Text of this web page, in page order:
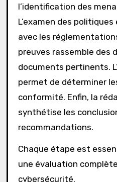
l’identification des
L’examen des
avec les
preuves rassemble des
documents pertinents.
permet de déterminer
conformité. Enfin, la
synthétise les
recommandations.
Chaque étape est
une évaluation
cybersécurité.